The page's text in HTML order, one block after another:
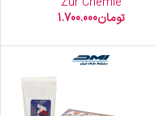
تومان1.700.000